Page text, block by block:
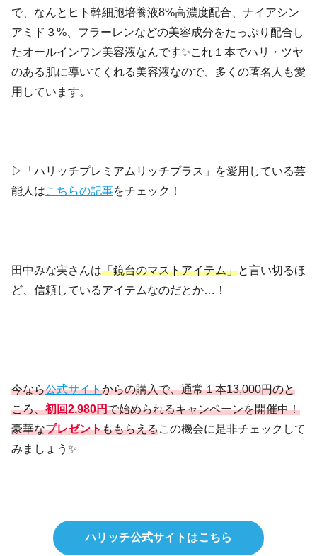
で、なんとヒト幹細胞培養液8%高濃度配合、ナイアシン
アミド３%、フラーレンなどの美容成分をたっぷり配合し
たオールインワン美容液なんです✨これ１本でハリ・ツヤ
のある肌に導いてくれる美容液なので、多くの著名人も愛
用しています。
▷「ハリッチプレミアムリッチプラス」を愛用している芸
能人はこちらの記事をチェック！
田中みな実さんは「鏡台のマストアイテム」と言い切るほ
ど、信頼しているアイテムなのだとか…！
今なら公式サイトからの購入で、通常１本13,000円のと
ころ、初回2,980円で始められるキャンペーンを開催中！
豪華なプレゼントももらえるこの機会に是非チェックして
みましょう✨
ハリッチ公式サイトはこちら